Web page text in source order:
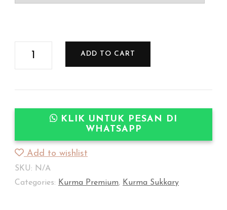
Kurma
quantity
ADD TO CART
KLIK UNTUK PESAN DI
WHATSAPP
Add to wishlist
SKU: N/A
Categories: Kurma Premium, Kurma Sukkary